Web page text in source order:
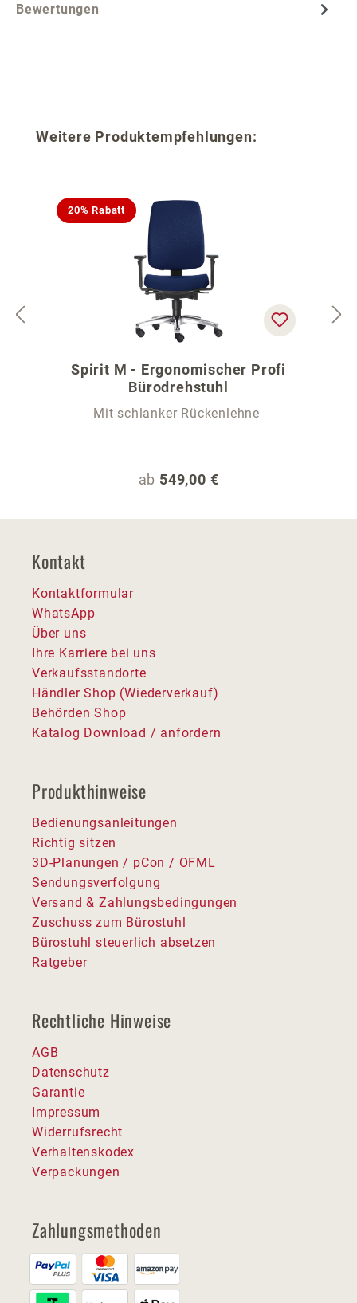
Bewertungen
Produktgalerie überspringen
Weitere Produktempfehlungen:
20% Rabatt
Spirit M - Ergonomischer Profi
Bürodrehstuhl
Mit schlanker Rückenlehne
Regulärer Preis:
ab 549,00 €
Kontakt
Kontaktformular
WhatsApp
Über uns
Ihre Karriere bei uns
Verkaufsstandorte
Händler Shop (Wiederverkauf)
Behörden Shop
Katalog Download / anfordern
Produkthinweise
Bedienungsanleitungen
Richtig sitzen
3D-Planungen / pCon / OFML
Sendungsverfolgung
Versand & Zahlungsbedingungen
Zuschuss zum Bürostuhl
Bürostuhl steuerlich absetzen
Ratgeber
Rechtliche Hinweise
AGB
Datenschutz
Garantie
Impressum
Widerrufsrecht
Verhaltenskodex
Verpackungen
Zahlungsmethoden